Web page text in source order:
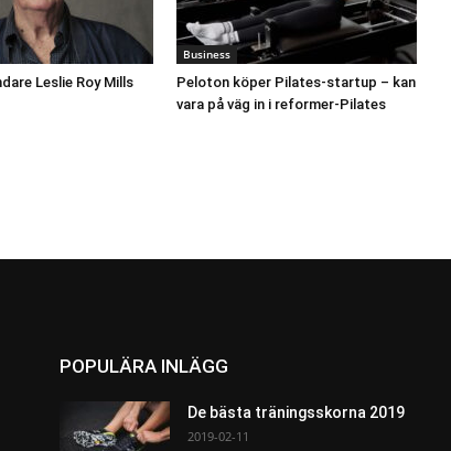
Leslie Roy Mills
Business
Peloton köper Pilates-startup – kan
vara på väg in i reformer-Pilates
POPULÄRA INLÄGG
De bästa träningsskorna 2019
2019-02-11